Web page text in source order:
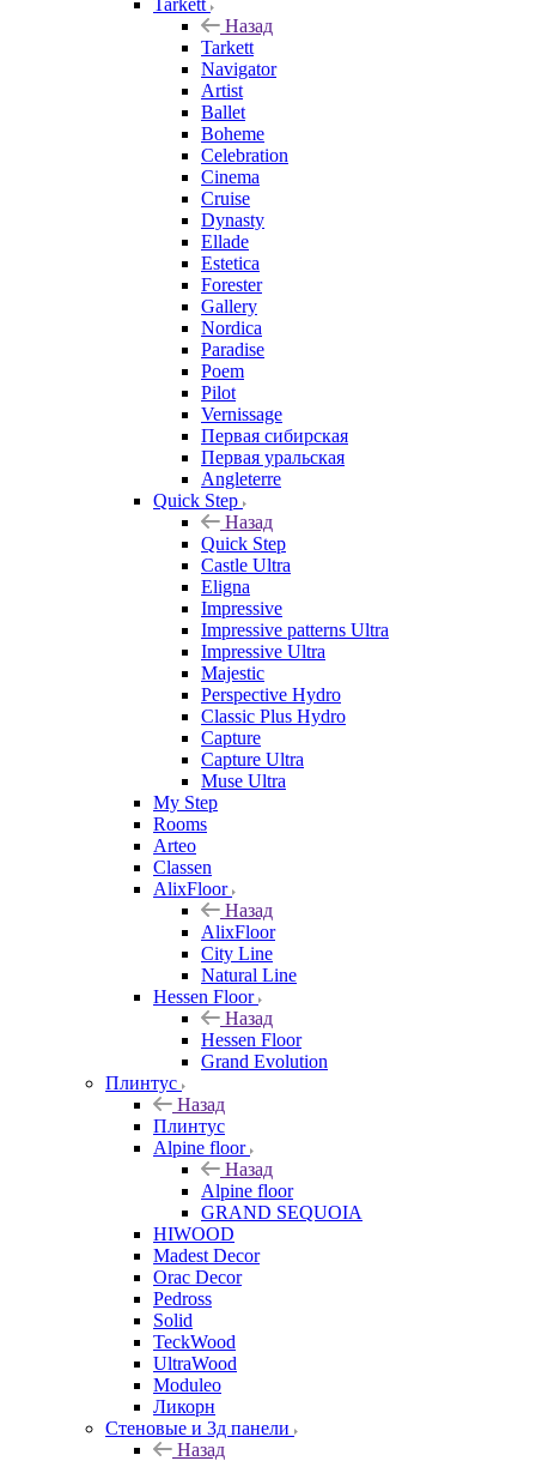
Tarkett
Назад
Tarkett
Navigator
Artist
Ballet
Boheme
Celebration
Cinema
Cruise
Dynasty
Ellade
Estetica
Forester
Gallery
Nordica
Paradise
Poem
Pilot
Vernissage
Первая сибирская
Первая уральская
Angleterre
Quick Step
Назад
Quick Step
Castle Ultra
Eligna
Impressive
Impressive patterns Ultra
Impressive Ultra
Majestic
Perspective Hydro
Classic Plus Hydro
Capture
Capture Ultra
Muse Ultra
My Step
Rooms
Arteo
Classen
AlixFloor
Назад
AlixFloor
City Line
Natural Line
Hessen Floor
Назад
Hessen Floor
Grand Evolution
Плинтус
Назад
Плинтус
Alpine floor
Назад
Alpine floor
GRAND SEQUOIA
HIWOOD
Madest Decor
Orac Decor
Pedross
Solid
TeckWood
UltraWood
Moduleo
Ликорн
Стеновые и 3д панели
Назад